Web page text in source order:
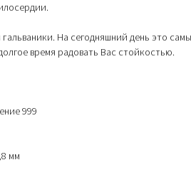
На сегодняшний день это
время радовать Вас стойкостью.
999
мм